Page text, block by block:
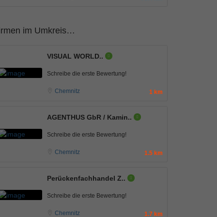
im Umkreis…
VISUAL WORLD..
Schreibe die erste Bewertung!
Chemnitz 1 km
AGENTHUS GbR / Kamin..
Schreibe die erste Bewertung!
Chemnitz 1.5 km
Perückenfachhandel Z..
Schreibe die erste Bewertung!
Chemnitz 1.7 km